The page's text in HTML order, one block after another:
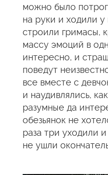
можно было
на руки и ходили у
строили гримасы,
массу эмоций в
интересно, и
поведут
все вместе с
и наудивлялись,
разумные да
обезьянок не
раза три уходили
не ушли